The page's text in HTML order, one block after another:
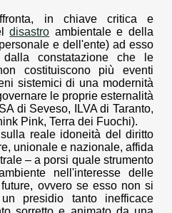
in chiave critica e
disastro ambientale e della
e dell'ente) ad esso
dalla constatazione che le
costituiscono più eventi
sistemici di una modernità
le proprie esternalità
di Seveso, ILVA di Taranto,
Pink, Terra dei Fuochi).
reale idoneità del diritto
unionale e nazionale, affida
– a porsi quale strumento
nell'interesse delle
ovvero se esso non si
presidio tanto inefficace